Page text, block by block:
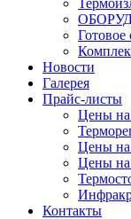
Готовое
Новости
Галерея
Прайс-листы
Цены на
Цены
Цены
Контакты